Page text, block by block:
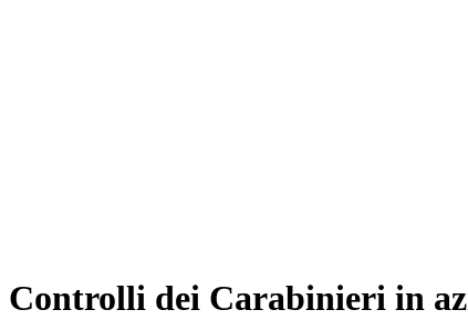
Controlli dei Carabinieri in